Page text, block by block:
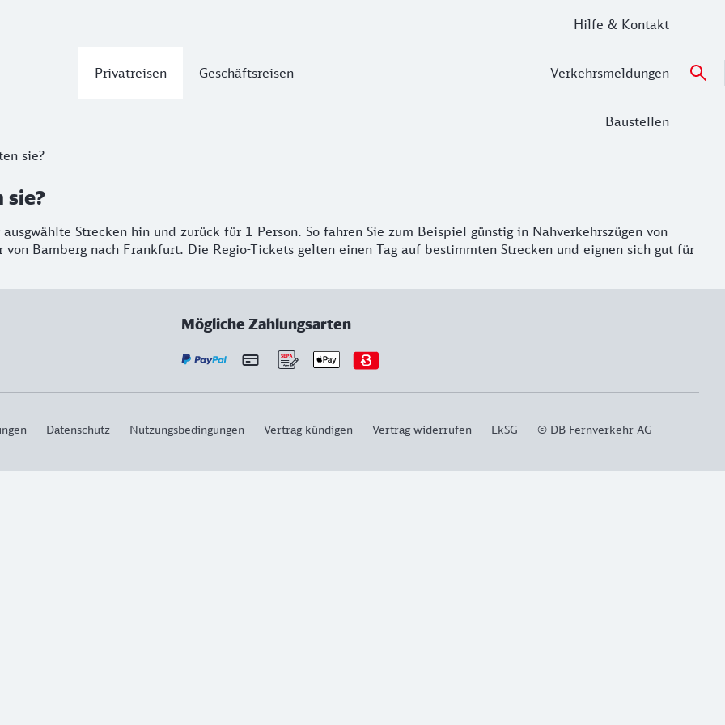
Privatreisen Geschäftsreisen
Hilfe & Kontakt
Verkehrsmeldungen
Baustellen
sie?
sie?
Strecken hin und zurück für 1 Person. So fahren Sie zum Beispiel günstig in Nahverkehrszügen von
Bamberg nach Frankfurt. Die Regio-Tickets gelten einen Tag auf bestimmten Strecken und eignen sich gut für
Mögliche Zahlungsarten
Datenschutz Nutzungsbedingungen Vertrag kündigen Vertrag widerrufen LkSG © DB Fernverkehr AG